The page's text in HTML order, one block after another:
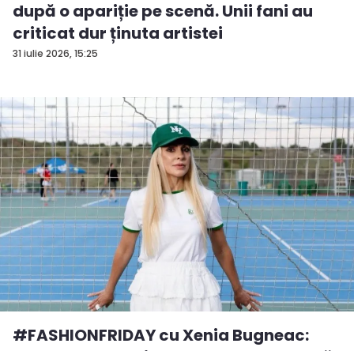
31 iulie 2026, 15:25
după o apariție pe scenă. Unii fani au
criticat dur ținuta artistei
#FASHIONFRIDAY cu Xenia Bugneac: